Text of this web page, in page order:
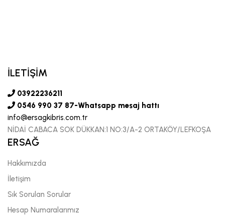
İLETİŞİM
03922236211
0546 990 37 87-Whatsapp mesaj hattı
info@ersagkibris.com.tr
NİDAİ CABACA SOK DÜKKAN:1 NO:3/A-2 ORTAKÖY/LEFKOŞA
ERSAĞ
Hakkımızda
İletişim
Sık Sorulan Sorular
Hesap Numaralarımız